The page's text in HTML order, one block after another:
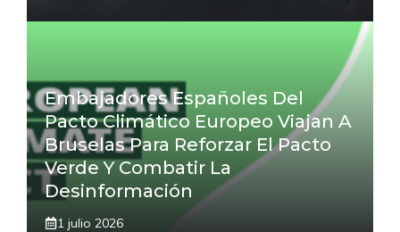
Embajadores Españoles Del
Pacto Climático Europeo Viajan A
Bruselas Para Reforzar El Pacto
Verde Y Combatir La
Desinformación
1 julio 2026